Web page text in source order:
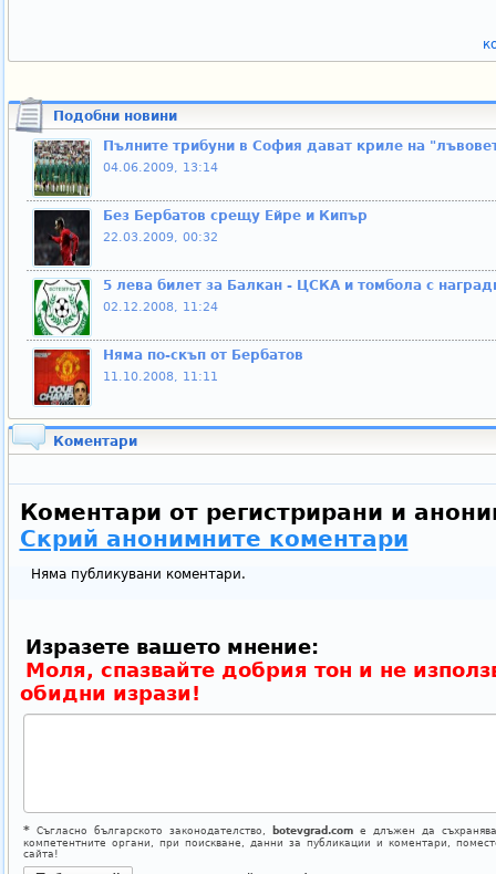
Подобни новини
Пълните трибуни в София дават криле на
04.06.2009, 13:14
Без Бербатов срещу Ейре и Кипър
22.03.2009, 00:32
5 лева билет за Балкан - ЦСКА и томбола с
02.12.2008, 11:24
Няма по-скъп от Бербатов
11.10.2008, 11:11
Коментари
Коментари от регистрирани и
Скрий анонимните коментари
Няма публикувани коментари.
Изразете вашето мнение:
Моля, спазвайте добрия тон и не
обидни изрази!
*Съгласно българското законодателство, botevgrad.comе длъжен да
компетентните органи, при поискване, данни за публикации и коментари,
сайта!